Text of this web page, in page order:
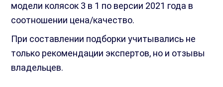
модели колясок 3 в 1 по версии 2021 года в
соотношении цена/качество.
При составлении подборки учитывались не
только рекомендации экспертов, но и отзывы
владельцев.